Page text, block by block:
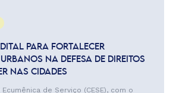
PARA FORTALECER
NA DEFESA DE DIREITOS
NAS CIDADES
de Serviço (CESE), com o